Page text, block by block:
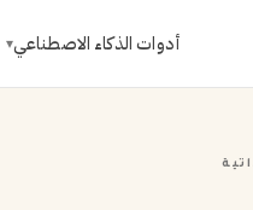
أدوات الذكاء الاصطناعي▾